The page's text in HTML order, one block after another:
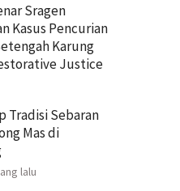
Sragen
Kasus Pencurian
Karung
Justice
Tradisi Sebaran
Mas di
lalu